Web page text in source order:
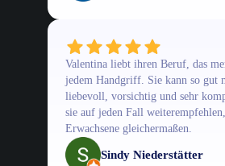
Valentina liebt ihren Beruf, das
jedem Handgriff. Sie kann so gut
liebevoll, vorsichtig und sehr
sie auf jeden Fall
Erwachsene gleichermaßen.
Sindy Niederstätter